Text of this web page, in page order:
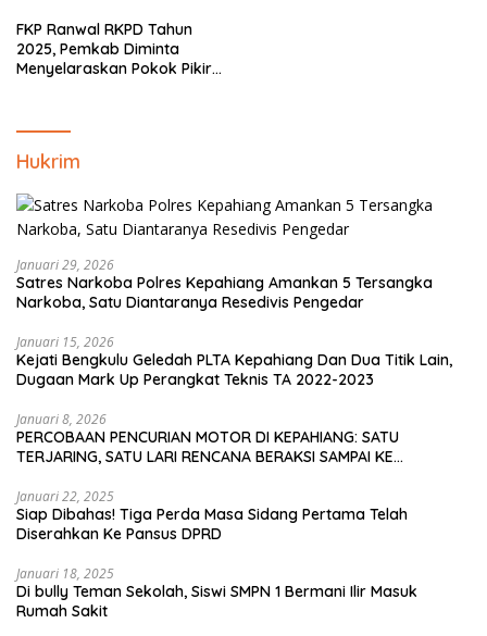
FKP Ranwal RKPD Tahun
2025, Pemkab Diminta
Menyelaraskan Pokok Pikiran
Hukrim
Januari 29, 2026
Satres Narkoba Polres Kepahiang Amankan 5 Tersangka
Narkoba, Satu Diantaranya Resedivis Pengedar
Januari 15, 2026
Kejati Bengkulu Geledah PLTA Kepahiang Dan Dua Titik Lain,
Dugaan Mark Up Perangkat Teknis TA 2022-2023
Januari 8, 2026
PERCOBAAN PENCURIAN MOTOR DI KEPAHIANG: SATU
TERJARING, SATU LARI RENCANA BERAKSI SAMPAI KE
Januari 22, 2025
Siap Dibahas! Tiga Perda Masa Sidang Pertama Telah
Diserahkan Ke Pansus DPRD
Januari 18, 2025
Di bully Teman Sekolah, Siswi SMPN 1 Bermani Ilir Masuk
Rumah Sakit